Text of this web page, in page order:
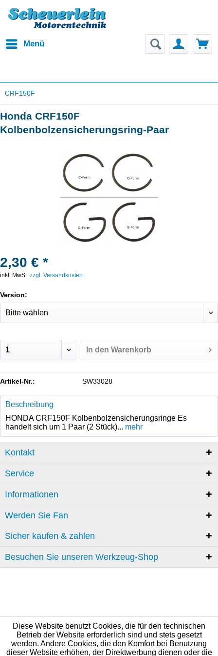
Menü
CRF150F
Honda CRF150F
Kolbenbolzensicherungsring-Paar
2,30 € *
inkl. MwSt. zzgl. Versandkosten
Version:
In den Warenkorb
Artikel-Nr.: SW33028
Beschreibung
HONDA CRF150F Kolbenbolzensicherungsringe Es
handelt sich um 1 Paar (2 Stück)... mehr
Kontakt
Service
Informationen
Werden Sie Fan
Sicher kaufen & zahlen
Besuchen Sie unseren Werkzeug-Shop
Diese Website benutzt Cookies, die für den technischen
Betrieb der Website erforderlich sind und stets gesetzt
werden. Andere Cookies, die den Komfort bei Benutzung
dieser Website erhöhen, der Direktwerbung dienen oder die